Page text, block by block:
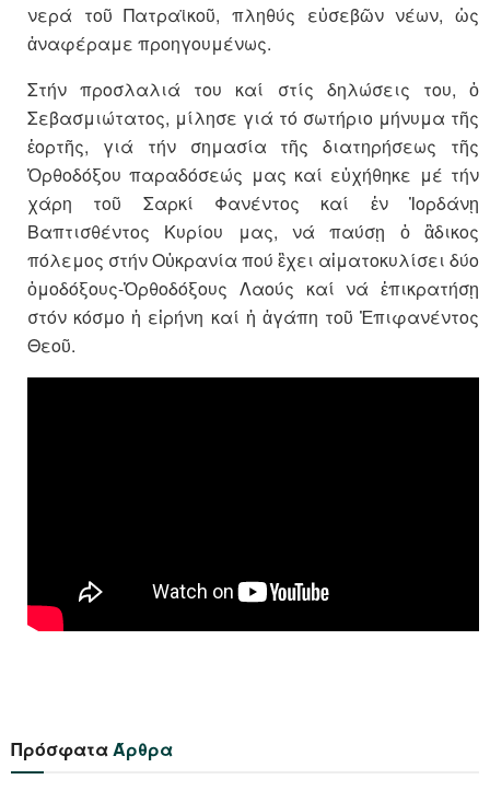
νερά τοῦ Πατραϊκοῦ, πληθύς εὐσεβῶν νέων, ὡς
ἀναφέραμε προηγουμένως.
Στήν προσλαλιά του καί στίς δηλώσεις του, ὁ
Σεβασμιώτατος, μίλησε γιά τό σωτήριο μήνυμα τῆς
ἑορτῆς, γιά τήν σημασία τῆς διατηρήσεως τῆς
Ὀρθοδόξου παραδόσεώς μας καί εὐχήθηκε μέ τήν
χάρη τοῦ Σαρκί Φανέντος καί ἐν Ἰορδάνῃ
Βαπτισθέντος Κυρίου μας, νά παύσῃ ὁ ἂδικος
πόλεμος στήν Οὐκρανία πού ἒχει αἱματοκυλίσει δύο
ὁμοδόξους-Ὀρθοδόξους Λαούς καί νά ἐπικρατήσῃ
στόν κόσμο ἡ εἰρήνη καί ἡ ἀγάπη τοῦ Ἐπιφανέντος
Θεοῦ.
ΠρόσφαταΆρθρα